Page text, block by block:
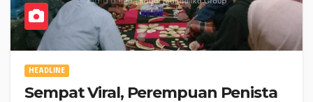
HEADLINE
Sempat Viral, Perempuan Penista